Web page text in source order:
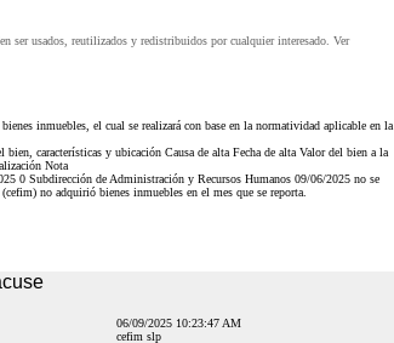
ser usados, reutilizados y redistribuidos por cualquier interesado. Ver
inmuebles, el cual se realizará con base en la normatividad aplicable en la
características y ubicación Causa de alta Fecha de alta Valor del bien a la
Nota
0 Subdirección de Administración y Recursos Humanos 09/06/2025 no se
no adquirió bienes inmuebles en el mes que se reporta.
06/09/2025 10:23:47 AM
cefim slp